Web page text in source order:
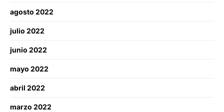
agosto 2022
julio 2022
junio 2022
mayo 2022
abril 2022
marzo 2022